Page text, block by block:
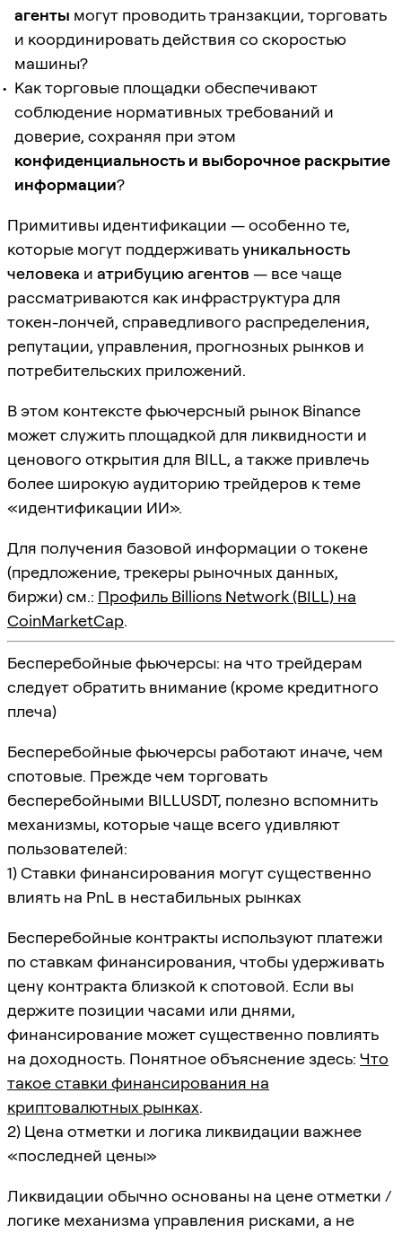
агенты могут проводить транзакции, торговать
и координировать действия со скоростью
машины?
Как торговые площадки обеспечивают
соблюдение нормативных требований и
доверие, сохраняя при этом
конфиденциальность и выборочное раскрытие
информации?
Примитивы идентификации — особенно те,
которые могут поддерживатьуникальность
человека и атрибуцию агентов — все чаще
рассматриваются как инфраструктура для
токен-лончей, справедливого распределения,
репутации, управления, прогнозных рынков и
потребительских приложений.
В этом контексте фьючерсный рынок Binance
может служить площадкой для ликвидности и
ценового открытия для BILL, а также привлечь
более широкую аудиторию трейдеров к теме
«идентификации ИИ».
Для получения базовой информации о токене
(предложение, трекеры рыночных данных,
биржи) см.: Профиль Billions Network (BILL) на
CoinMarketCap.
Бесперебойные фьючерсы: на что трейдерам
следует обратить внимание (кроме кредитного
плеча)
Бесперебойные фьючерсы работают иначе, чем
спотовые. Прежде чем торговать
бесперебойными BILLUSDT, полезно вспомнить
механизмы, которые чаще всего удивляют
пользователей:
1) Ставки финансирования могут существенно
влиять на PnL в нестабильных рынках
Бесперебойные контракты используют платежи
по ставкам финансирования, чтобы удерживать
цену контракта близкой к спотовой. Если вы
держите позиции часами или днями,
финансирование может существенно повлиять
на доходность. Понятное объяснение здесь: Что
такое ставки финансирования на
криптовалютных рынках.
2) Цена отметки и логика ликвидации важнее
«последней цены»
Ликвидации обычно основаны на цене отметки /
логике механизма управления рисками, а не